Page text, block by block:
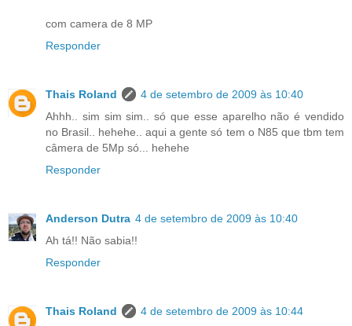
com camera de 8 MP
Responder
Thais Roland
4 de setembro de 2009 às 10:40
Ahhh.. sim sim sim.. só que esse aparelho não é vendido
no Brasil.. hehehe.. aqui a gente só tem o N85 que tbm tem
câmera de 5Mp só... hehehe
Responder
Anderson Dutra 4 de setembro de 2009 às 10:40
Ah tá!! Não sabia!!
Responder
Thais Roland
4 de setembro de 2009 às 10:44